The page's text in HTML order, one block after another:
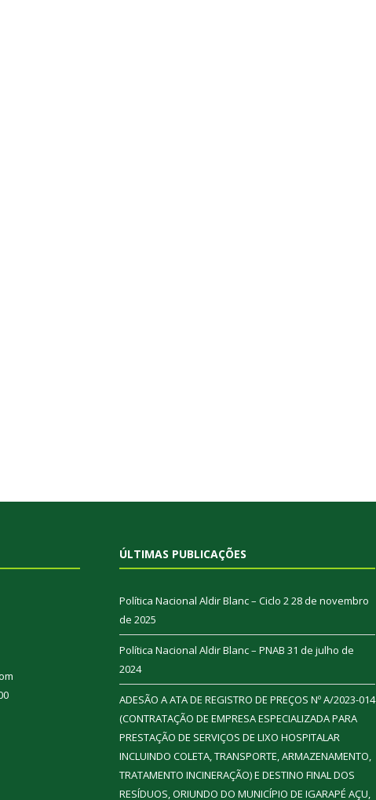
ÚLTIMAS PUBLICAÇÕES
Política Nacional Aldir Blanc – Ciclo 228 de novembro
de 2025
Política Nacional Aldir Blanc – PNAB 31 de julho de
2024
ADESÃO A ATA DE REGISTRO DE PREÇOS Nº A/2023-014
(CONTRATAÇÃO DE EMPRESA ESPECIALIZADA PARA
PRESTAÇÃO DE SERVIÇOS DE LIXO HOSPITALAR
INCLUINDO COLETA, TRANSPORTE, ARMAZENAMENTO,
TRATAMENTO INCINERAÇÃO) E DESTINO FINAL DOS
RESÍDUOS, ORIUNDO DO MUNICÍPIO DE IGARAPÉ AÇU,